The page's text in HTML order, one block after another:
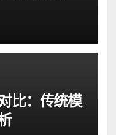
比：传统模